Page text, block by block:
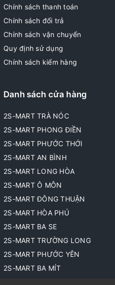
Chính sách thanh toán
Chính sách đổi trả
Chính sách vận chuyển
Quy định sử dụng
Chính sách kiểm hàng
Danh sách cửa hàng
2S-MART TRÀ NÓC
2S-MART PHONG ĐIỀN
2S-MART PHƯỚC THỚI
2S-MART AN BÌNH
2S-MART LONG HÒA
2S-MART Ô MÔN
2S-MART ĐÔNG THUẬN
2S-MART HÒA PHÚ
2S-MART BA SE
2S-MART TRƯỜNG LONG
2S-MART PHƯỚC YÊN
2S-MART BA MÍT